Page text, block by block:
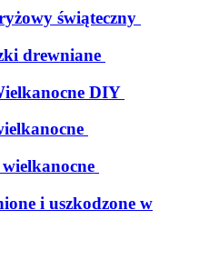
świąteczny
drewniane
DIY
i uszkodzone w